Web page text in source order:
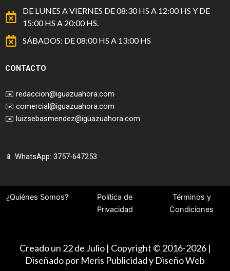
DE LUNES A VIERNES DE 08:30 HS A 12:00 HS Y DE
15:00 HS A 20:00 HS.
SÁBADOS: DE 08:00 HS A 13:00 HS
CONTACTO
✉️ redaccion@iguazuahora.com
✉️ comercial@iguazuahora.com
✉️ luizsebasmendez@iguazuahora.com
📱 WhatsApp: 3757-647253
¿Quiénes Somos?
Política de
Privacidad
Términos y
Condiciones
Creado un 22 de Julio | Copyright © 2016-2026 |
Diseñado por Meris Publicidad y Diseño Web